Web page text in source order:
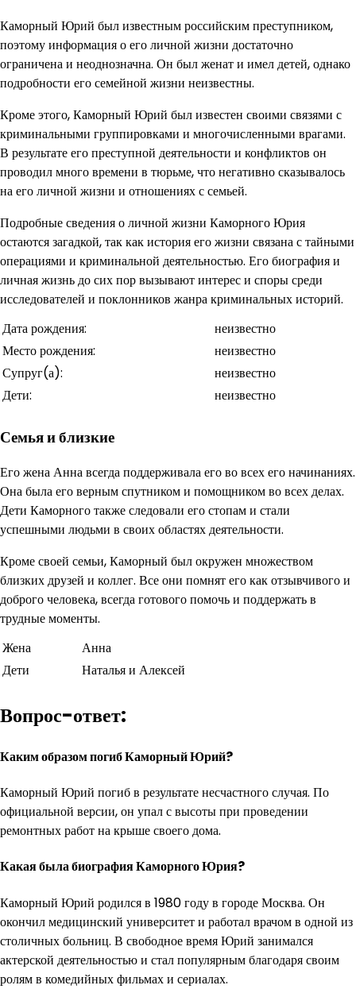
Каморный Юрий был известным российским преступником,
поэтому информация о его личной жизни достаточно
ограничена и неоднозначна. Он был женат и имел детей, однако
подробности его семейной жизни неизвестны.
Кроме этого, Каморный Юрий был известен своими связями с
криминальными группировками и многочисленными врагами.
В результате его преступной деятельности и конфликтов он
проводил много времени в тюрьме, что негативно сказывалось
на его личной жизни и отношениях с семьей.
Подробные сведения о личной жизни Каморного Юрия
остаются загадкой, так как история его жизни связана с тайными
операциями и криминальной деятельностью. Его биография и
личная жизнь до сих пор вызывают интерес и споры среди
исследователей и поклонников жанра криминальных историй.
Дата рождения:
неизвестно
Место рождения:
неизвестно
Супруг(а):
неизвестно
Дети:
неизвестно
Семья и близкие
Его жена Анна всегда поддерживала его во всех его начинаниях.
Она была его верным спутником и помощником во всех делах.
Дети Каморного также следовали его стопам и стали
успешными людьми в своих областях деятельности.
Кроме своей семьи, Каморный был окружен множеством
близких друзей и коллег. Все они помнят его как отзывчивого и
доброго человека, всегда готового помочь и поддержать в
трудные моменты.
Жена
Анна
Дети
Наталья и Алексей
Вопрос-ответ:
Каким образом погиб Каморный Юрий?
Каморный Юрий погиб в результате несчастного случая. По
официальной версии, он упал с высоты при проведении
ремонтных работ на крыше своего дома.
Какая была биография Каморного Юрия?
Каморный Юрий родился в 1980 году в городе Москва. Он
окончил медицинский университет и работал врачом в одной из
столичных больниц. В свободное время Юрий занимался
актерской деятельностью и стал популярным благодаря своим
ролям в комедийных фильмах и сериалах.